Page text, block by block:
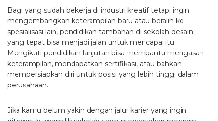
Bagi yang sudah bekerja di industri kreatif tetapi ingin
mengembangkan keterampilan baru atau beralih ke
spesialisasi lain, pendidikan tambahan di sekolah desain
yang tepat bisa menjadi jalan untuk mencapai itu.
Mengikuti pendidikan lanjutan bisa membantu mengasah
keterampilan, mendapatkan sertifikasi, atau bahkan
mempersiapkan diri untuk posisi yang lebih tinggi dalam
perusahaan.
Jika kamu belum yakin dengan jalur karier yang ingin